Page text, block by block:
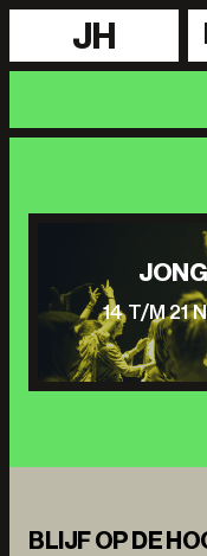
JH
14 T/M 21
BLIJF OP DE